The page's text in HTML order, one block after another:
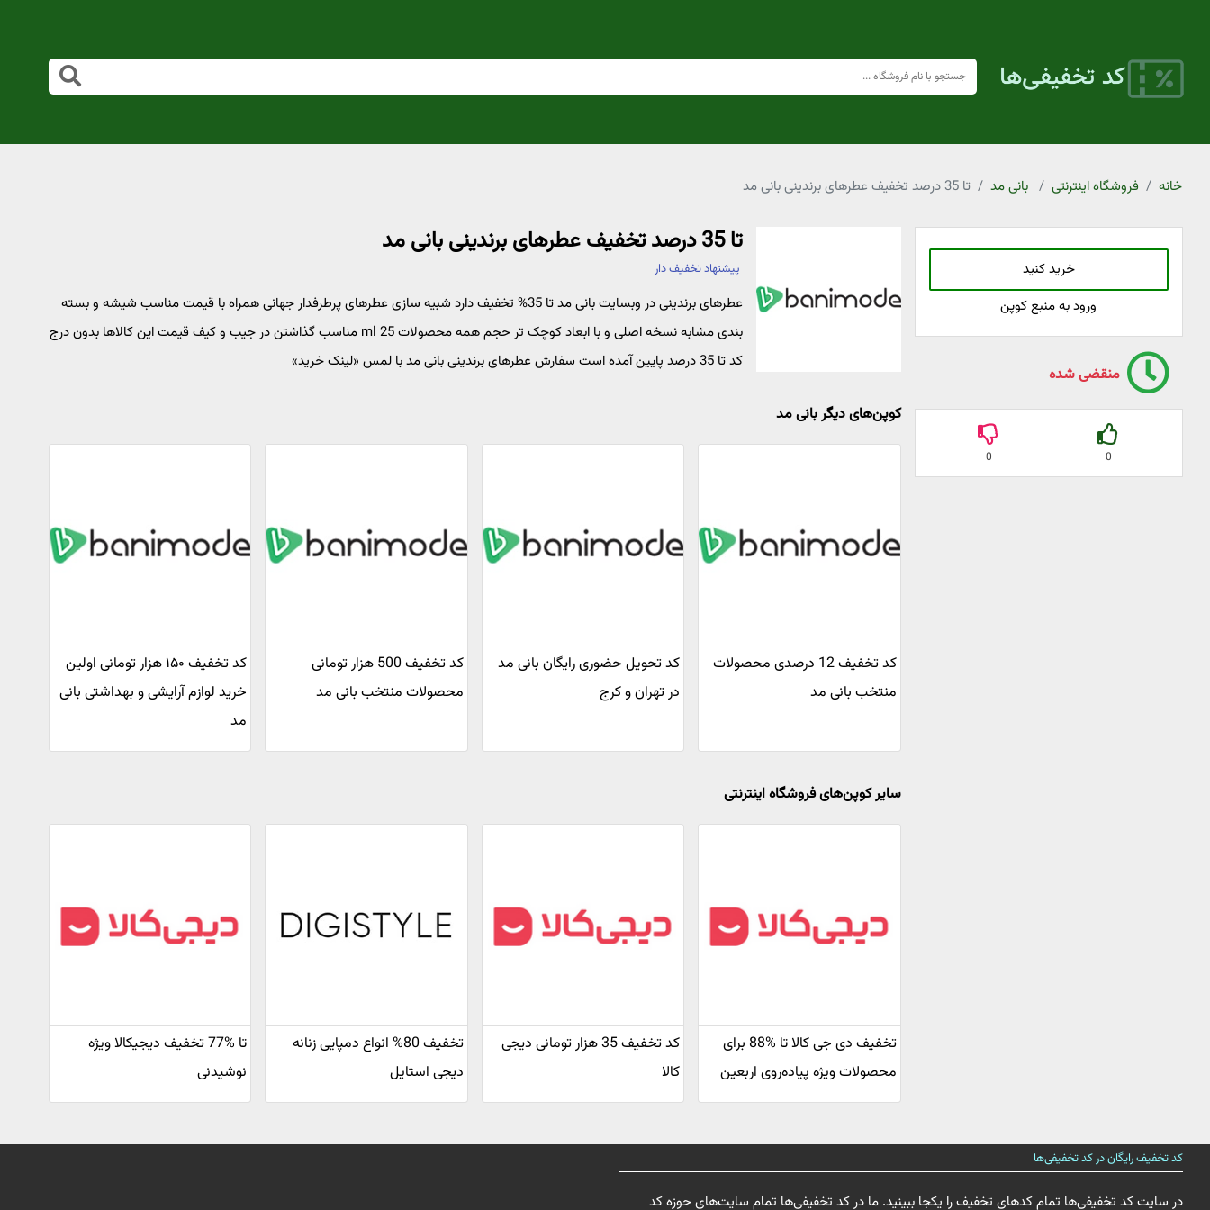
خانه فروشگاه اینترنتی بانی مد تا 35 درصد تخفیف عطرهای برندینی بانی مد
خرید کنید
ورود به منبع کوپن
منقضی شده
0
0
تا 35 درصد تخفیف عطرهای برندینی بانی مد
پیشنهاد تخفیف دار
عطرهای برندینی در وبسایت بانی مد تا 35% تخفیف دارد شبیه سازی عطرهای پرطرفدار جهانی همراه با قیمت مناسب شیشه و بسته
بندی مشابه نسخه اصلی و با ابعاد کوچک تر حجم همه محصولات 25 ml مناسب گذاشتن در جیب و کیف قیمت این کالاها بدون درج
کد تا 35 درصد پایین آمده است سفارش عطرهای برندینی بانی مد با لمس «لینک خرید»
کوپن‌های دیگر بانی مد
کد تخفیف 12 درصدی محصولات
منتخب بانی مد
کد تحویل حضوری رایگان بانی مد
در تهران و کرج
کد تخفیف 500 هزار تومانی
محصولات منتخب بانی مد
کد تخفیف ۱۵۰ هزار تومانی اولین
خرید لوازم آرایشی و بهداشتی بانی
مد
سایر کوپن‌های فروشگاه اینترنتی
تخفیف دی جی کالا تا %88 برای
محصولات ویژه پیاده‌روی اربعین
کد تخفیف 35 هزار تومانی دیجی
کالا
تخفیف 80% انواع دمپایی زنانه
دیجی استایل
تا %77 تخفیف دیجیکالا ویژه
نوشیدنی
کد تخفیف رایگان در کد تخفیفی‌ها
در سایت کد تخفیفی‌ها تمام کدهای تخفیف را یکجا ببینید. ما در کد تخفیفی‌ها تمام سایت‌های حوزه کد